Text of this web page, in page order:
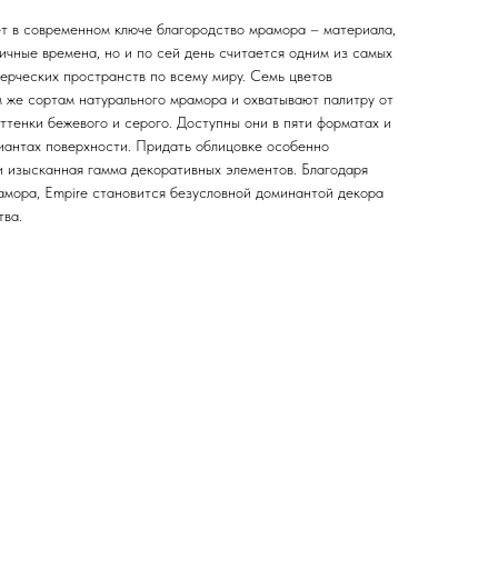
в современном ключе благородство мрамора – материала,
времена, но и по сей день считается одним из самых
пространств по всему миру. Семь цветов
же сортам натурального мрамора и охватывают палитру от
бежевого и серого. Доступны они в пяти форматах и
поверхности. Придать облицовке особенно
гамма декоративных элементов. Благодаря
Empire становится безусловной доминантой декора